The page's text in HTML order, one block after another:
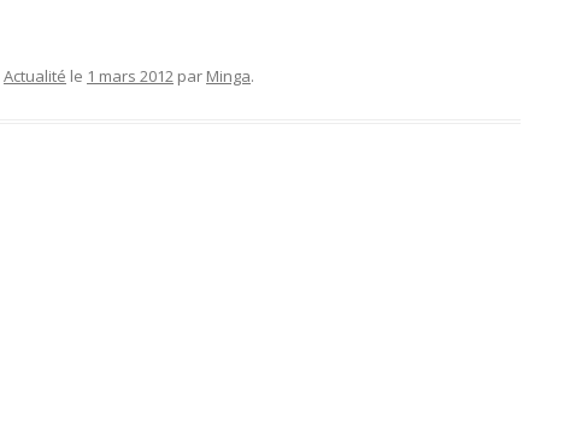
Actualité le 1 mars 2012 par Minga.